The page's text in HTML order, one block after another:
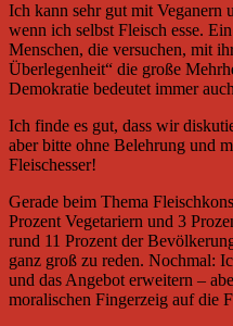
Ich kann sehr gut mit Veganern
wenn ich selbst Fleisch esse.
Menschen, die versuchen, mit
Überlegenheit“ die große
Demokratie bedeutet immer
Ich finde es gut, dass wir
aber bitte ohne Belehrung und
Fleischesser!
Gerade beim Thema
Prozent Vegetariern und 3
rund 11 Prozent der
ganz groß zu reden. Nochmal:
und das Angebot erweitern –
moralischen Fingerzeig auf die